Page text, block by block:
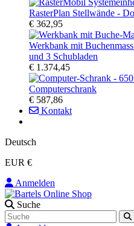
RasterPlan Stellwände -
€ 362,95
Werkbank mit
und 3 Schubladen
€ 1.374,45
Computerschrank
€ 587,86
Kontakt
Deutsch
EUR €
Anmelden
Suche